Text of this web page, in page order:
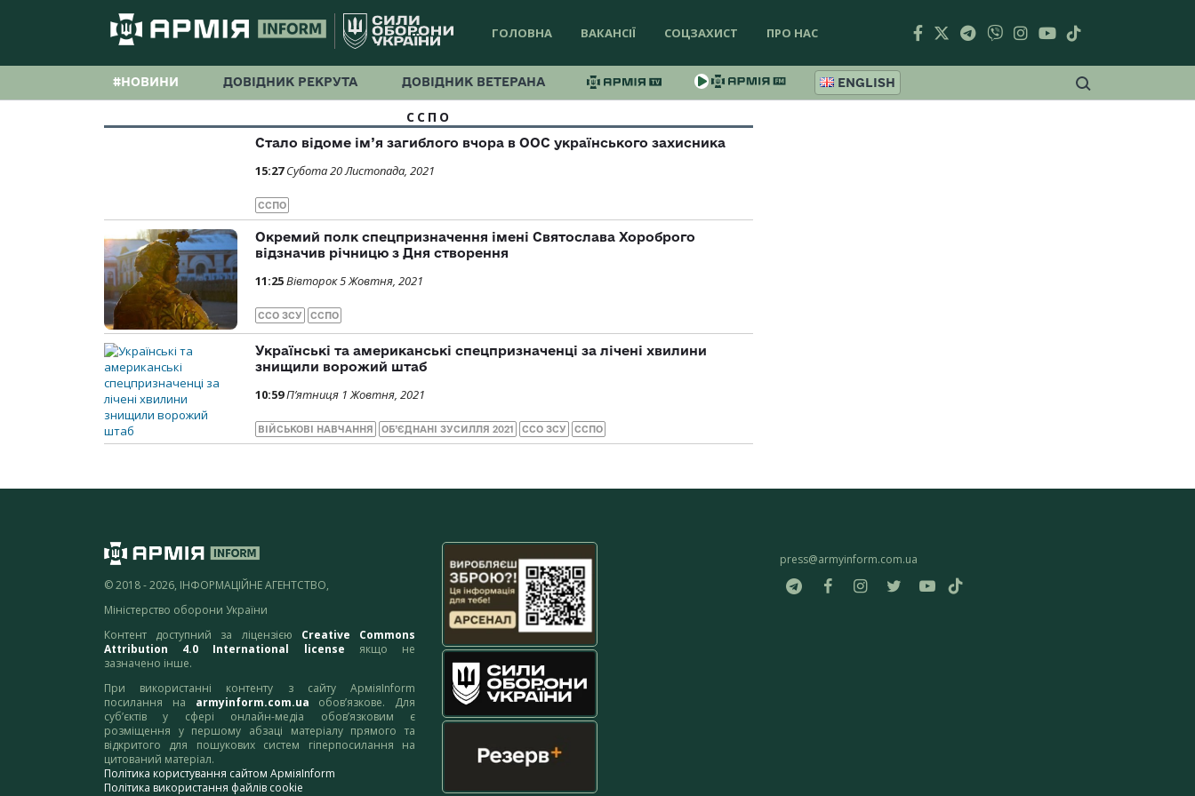
ГОЛОВНА ВАКАНСІЇ СОЦЗАХИСТ ПРО НАС
#НОВИНИ ДОВІДНИК РЕКРУТА ДОВІДНИК ВЕТЕРАНА ENGLISH
ССПО
Стало відоме ім’я загиблого вчора в ООС українського захисника
15:27 Субота 20 Листопада, 2021
ССПО
Окремий полк спецпризначення імені Святослава Хороброго
відзначив річницю з Дня створення
11:25Вівторок 5 Жовтня, 2021
ССО ЗСУ ССПО
Українські та американські спецпризначенці за лічені хвилини
знищили ворожий штаб
10:59П’ятниця 1 Жовтня, 2021
ВІЙСЬКОВІ НАВЧАННЯ ОБ’ЄДНАНІ ЗУСИЛЛЯ 2021 ССО ЗСУ ССПО
© 2018 - 2026, ІНФОРМАЦІЙНЕ АГЕНТСТВО,
Міністерство оборони України
Контент доступний за ліцензією Creative Commons
Attribution 4.0 International license якщо не
зазначено інше.
При використанні контенту з сайту АрміяInform
посилання на armyinform.com.ua обов’язкове. Для
суб’єктів у сфері онлайн-медіа обов’язковим є
розміщення у першому абзаці матеріалу прямого та
відкритого для пошукових систем гіперпосилання на
цитований матеріал.
Політика користування сайтом АрміяInform
Політика використання файлів cookie
press@armyinform.com.ua